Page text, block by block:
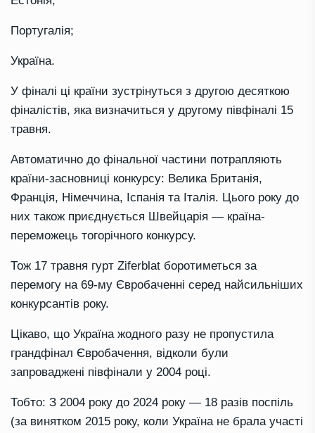
Португалія;
Україна.
У фіналі ці країни зустрінуться з другою десяткою
фіналістів, яка визначиться у другому півфіналі 15
травня.
Автоматично до фінальної частини потрапляють
країни-засновниці конкурсу: Велика Британія,
Франція, Німеччина, Іспанія та Італія. Цього року до
них також приєднується Швейцарія — країна-
переможець тогорічного конкурсу.
Тож 17 травня гурт Ziferblat боротиметься за
перемогу на 69-му Євробаченні серед найсильніших
конкурсантів року.
Цікаво, що Україна жодного разу не пропустила
грандфінал Євробачення, відколи були
запроваджені півфінали у 2004 році.
Тобто: З 2004 року до 2024 року — 18 разів поспіль
(за винятком 2015 року, коли Україна не брала участі